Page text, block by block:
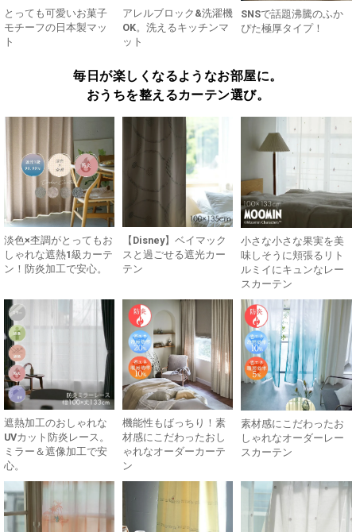
とっても可愛いお菓子
モチーフの日本製マッ
ト
アレルブロック&洗濯機
OK。洗えるキッチンマ
ット
SNSで話題沸騰のふか
ぴた極厚タイプ！
毎日が楽しくなるようなお部屋に。
おうちを整えるカーテン選び。
淡色×杢調がとってもお
しゃれな遮熱1級カーテ
ン！防炎加工で安心。
【Disney】ベイマック
スと過ごせる遮光カー
テン
小さな小さな果実を美
味しそうに頬張るリト
ルミイにキュンなレー
スカーテン
遮熱加工のおしゃれな
UVカット防炎レース。
ミラー＆遮像加工で安
心。
機能性もばっちり！素
材感にこだわったおし
ゃれなオーダーカーテ
ン
素材感にこだわったお
しゃれなオーダーレー
スカーテン